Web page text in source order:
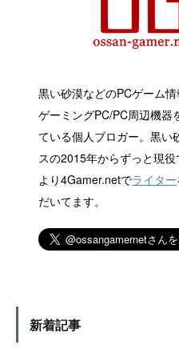
黒い砂漠などのPCゲーム情
ゲーミングPC/PC周辺機器
ている個人ブロガー。黒い
スの2015年からずっと現
より4Gamer.netでライター
だいてます。
新着記事